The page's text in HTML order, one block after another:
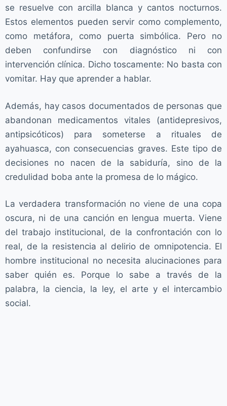
se resuelve con arcilla blanca y cantos nocturnos.
Estos elementos pueden servir como complemento,
como metáfora, como puerta simbólica. Pero no
deben confundirse con diagnóstico ni con
intervención clínica. Dicho toscamente: No basta con
vomitar. Hay que aprender a hablar.
Además, hay casos documentados de personas que
abandonan medicamentos vitales (antidepresivos,
antipsicóticos) para someterse a rituales de
ayahuasca, con consecuencias graves. Este tipo de
decisiones no nacen de la sabiduría, sino de la
credulidad boba ante la promesa de lo mágico.
La verdadera transformación no viene de una copa
oscura, ni de una canción en lengua muerta. Viene
del trabajo institucional, de la confrontación con lo
real, de la resistencia al delirio de omnipotencia. El
hombre institucional no necesita alucinaciones para
saber quién es. Porque lo sabe a través de la
palabra, la ciencia, la ley, el arte y el intercambio
social.